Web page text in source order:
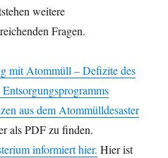
weitere
Fragen.
mit Atommüll – Defizite des
aus dem Atommülldesaster
als PDF zu finden.
informiert hier. Hier ist